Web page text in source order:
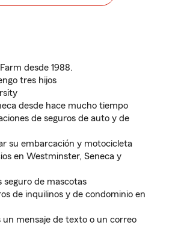
desde 1988.
tres hijos
desde hace mucho tiempo
de seguros de auto y de
su embarcación y motocicleta
en Westminster, Seneca y
seguro de mascotas
de inquilinos y de condominio en
un mensaje de texto o un correo